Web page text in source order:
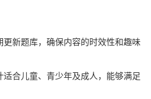
更新题库，确保内容的时效性和趣味
合儿童、青少年及成人，能够满足